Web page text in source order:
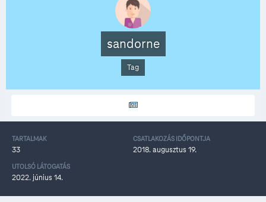
sandorne
Tag
TARTALMAK
33
CSATLAKOZÁS IDŐPONTJA
2018. augusztus 19.
UTOLSÓ LÁTOGATÁS
2022. június 14.